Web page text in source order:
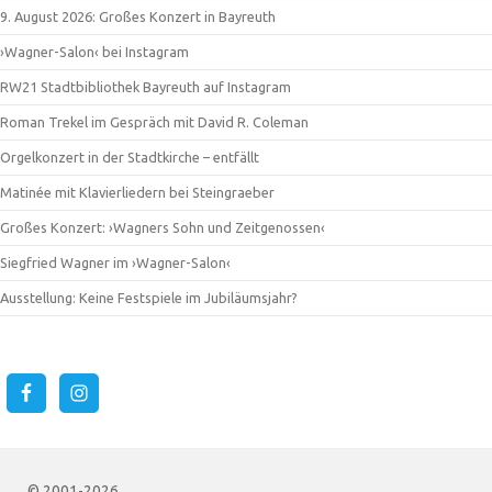
9. August 2026: Großes Konzert in Bayreuth
›Wagner-Salon‹ bei Instagram
RW21 Stadtbibliothek Bayreuth auf Instagram
Roman Trekel im Gespräch mit David R. Coleman
Orgelkonzert in der Stadtkirche – entfällt
Matinée mit Klavierliedern bei Steingraeber
Großes Konzert: ›Wagners Sohn und Zeitgenossen‹
Siegfried Wagner im ›Wagner-Salon‹
Ausstellung: Keine Festspiele im Jubiläumsjahr?